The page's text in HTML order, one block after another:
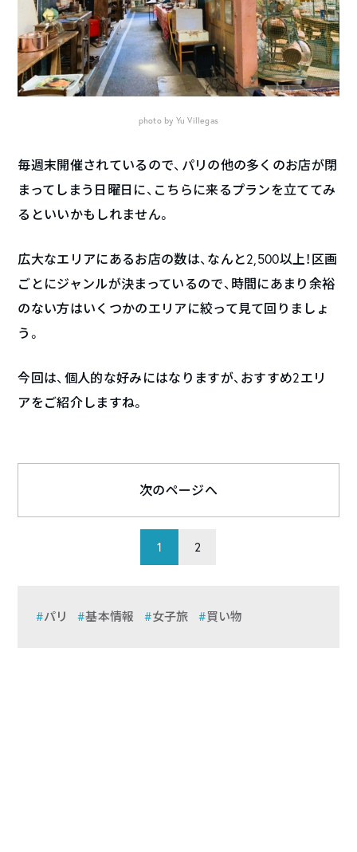
photo by Yu Villegas
毎週末開催されているので、パリの他の多くのお店が閉
まってしまう日曜日に、こちらに来るプランを立ててみ
るといいかもしれません。
広大なエリアにあるお店の数は、なんと2,500以上！区画
ごとにジャンルが決まっているので、時間にあまり余裕
のない方はいくつかのエリアに絞って見て回りましょ
う。
今回は、個人的な好みにはなりますが、おすすめ2エリ
アをご紹介しますね。
1 2
次のページへ
パリ 基本情報 女子旅 買い物